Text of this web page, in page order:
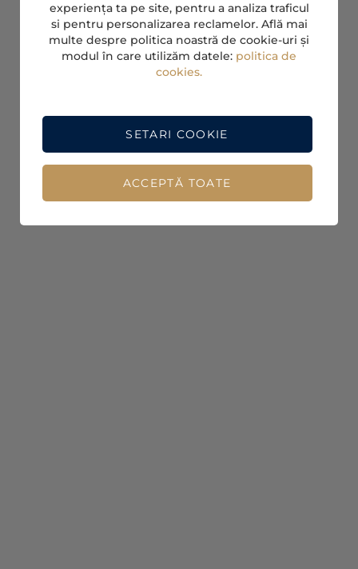
experiența ta pe site, pentru a analiza traficul
si pentru personalizarea reclamelor. Află mai
multe despre politica noastră de cookie-uri și
modul în care utilizăm datele: politica de
cookies.
ACCEPTĂ TOATE
SETARI COOKIE